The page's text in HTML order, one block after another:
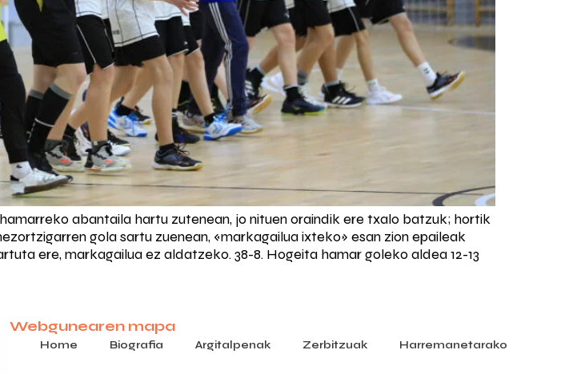
abantaila hartu zutenean, jo nituen oraindik ere txalo batzuk; hortik
gola sartu zuenean, «markagailua ixteko» esan zion epaileak
ere, markagailua ez aldatzeko. 38-8. Hogeita hamar goleko aldea 12-13
Webgunearen mapa
Home Biografia Argitalpenak Zerbitzuak Harremanetarako